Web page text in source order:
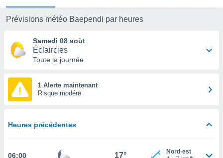
les
Prévisions météo Baependi par heures
Samedi 08 août
Éclaircies
Toute la journée
1 Alerte maintenant
Risque modéré
Heures précédentes
06:00 17°
Nord-est